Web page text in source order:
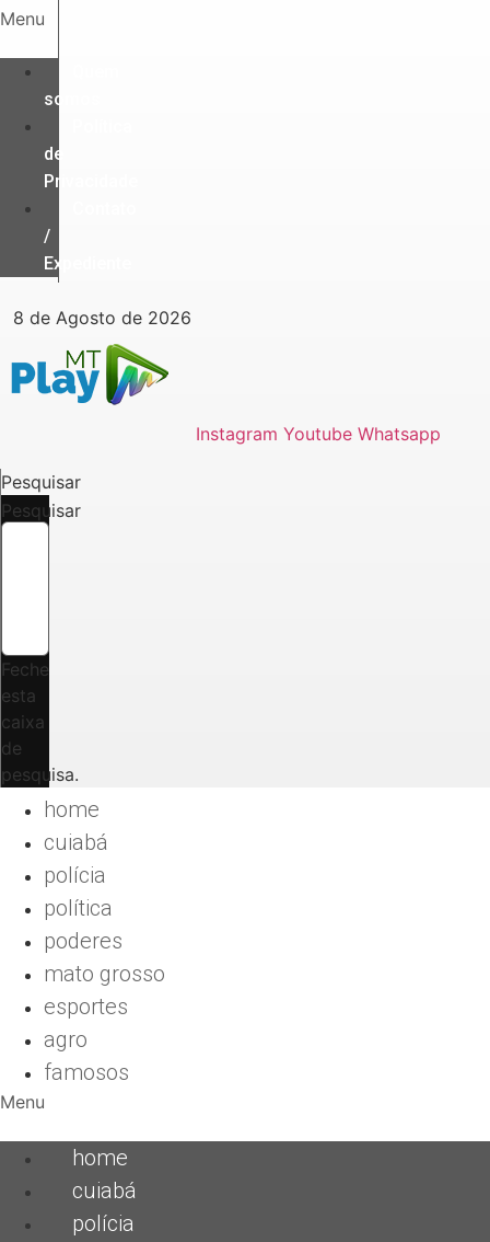
Ir
o
conteúdo
Menu
somos
de
Privacidade
/
Expediente
8 de Agosto de 2026
Instagram Youtube Whatsapp
Pesquisar
Pesquisar
Feche
esta
caixa
de
pesquisa.
home
cuiabá
polícia
política
poderes
mato grosso
esportes
agro
famosos
Menu
home
cuiabá
polícia